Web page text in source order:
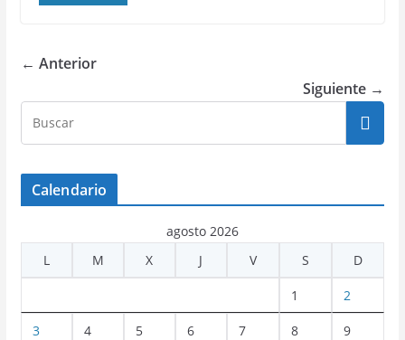
← Anterior
Siguiente →
Calendario
agosto 2026
L
M X J V S D
1 2
3 4 5 6 7 8 9